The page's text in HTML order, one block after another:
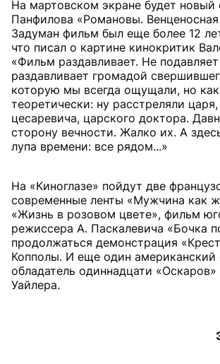
На мартовском экране будет новый
Панфилова «Романовы.
Задуман фильм был еще более 12
что писал о картине кинокритик
«Фильм раздавливает. Не
раздавливает громадой
которую мы всегда ощущали, но
теоретически: ну расстреляли
цесаревича, царского доктора.
сторону вечности. Жалко их. А
лупа времени: все рядом...»
На «Киноглазе» пойдут две
современные ленты «Мужчина как
«Жизнь в розовом цвете», фильм
режиссера А. Паскалевича «Бочка
продолжаться демонстрация
Копполы. И еще один
обладатель одиннадцати
Уайлера.